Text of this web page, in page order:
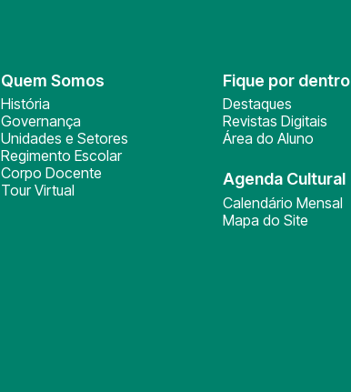
Quem Somos
História
Governança
Unidades e Setores
Regimento Escolar
Corpo Docente
Tour Virtual
Fique por dentro
Destaques
Revistas Digitais
Área do Aluno
Agenda Cultural
Calendário Mensal
Mapa do Site